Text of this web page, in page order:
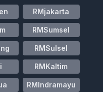
RMjakarta
RMSumsel
RMSulsel
RMKaltim
RMIndramayu